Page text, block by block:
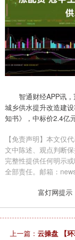
智通财经APP讯
城乡供水提升改造建
知书》，中标价2.4亿
【免责声明】本文仅
文中陈述、观点判断
完整性提供任何明示
全部责任。邮箱：
富灯网提示
上一篇： 云操盘 【